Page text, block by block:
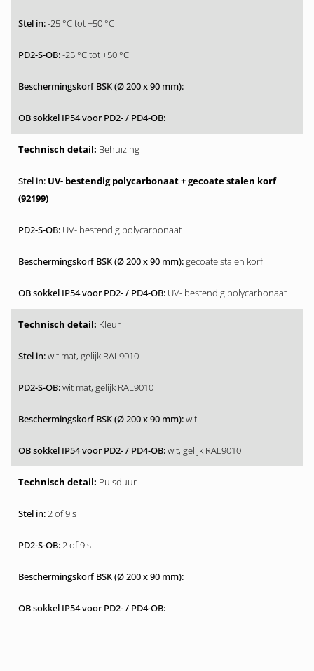
-25 °C tot +50 °C
-25 °C tot +50 °C
Behuizing
UV- bestendig polycarbonaat + gecoate stalen korf
(92199)
UV- bestendig polycarbonaat
gecoate stalen korf
UV- bestendig polycarbonaat
Kleur
wit mat, gelijk RAL9010
wit mat, gelijk RAL9010
wit
wit, gelijk RAL9010
Pulsduur
2 of 9 s
2 of 9 s